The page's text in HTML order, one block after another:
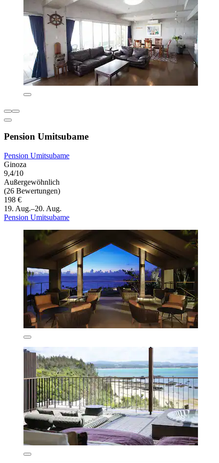
Pension Umitsubame
Pension Umitsubame
Ginoza
9,4/10
Außergewöhnlich
(26 Bewertungen)
198 €
19. Aug.–20. Aug.
Pension Umitsubame